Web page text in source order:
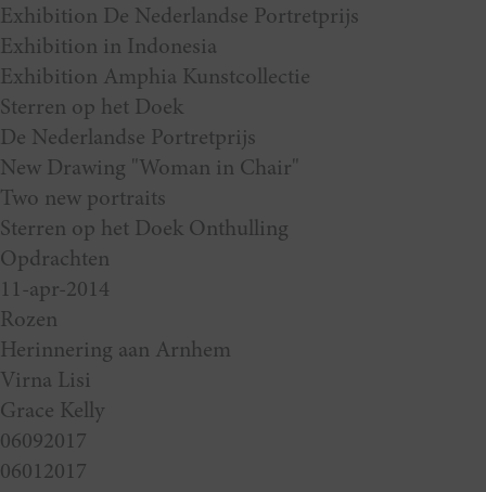
Exhibition De Nederlandse Portretprijs
Exhibition in Indonesia
Exhibition Amphia Kunstcollectie
Sterren op het Doek
De Nederlandse Portretprijs
New Drawing "Woman in Chair"
Two new portraits
Sterren op het Doek Onthulling
Opdrachten
11-apr-2014
Rozen
Herinnering aan Arnhem
Virna Lisi
Grace Kelly
06092017
06012017